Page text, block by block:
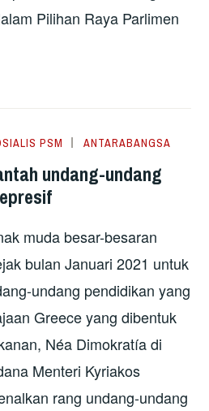
Pilihan Raya Parlimen
PSM ANTARABANGSA
undang-undang
muda besar-besaran
bulan Januari 2021 untuk
undang pendidikan yang
Greece yang dibentuk
Néa Dimokratía di
Menteri Kyriakos
rang undang-undang